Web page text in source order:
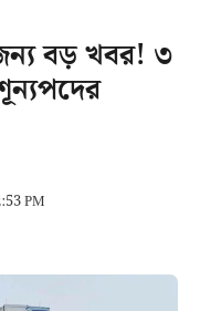
জন্য বড় খবর! ৩
PM